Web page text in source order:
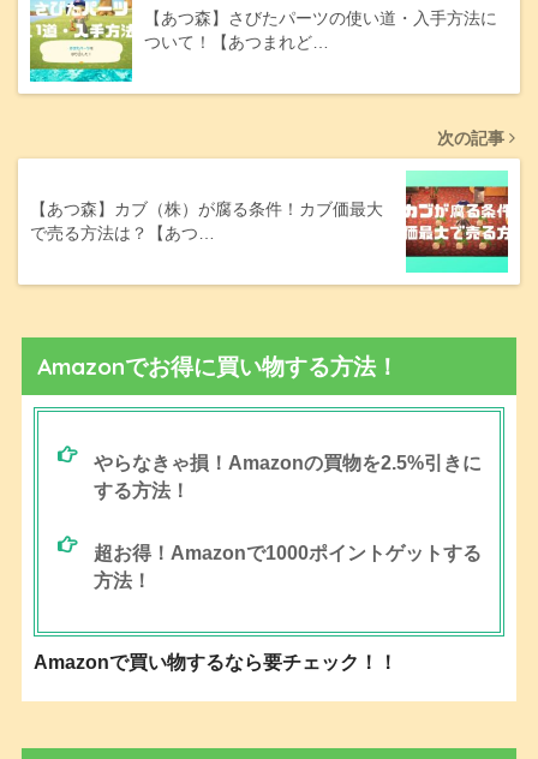
【あつ森】さびたパーツの使い道・入手方法に
ついて！【あつまれど…
次の記事
【あつ森】カブ（株）が腐る条件！カブ価最大
で売る方法は？【あつ…
Amazonでお得に買い物する方法！
やらなきゃ損！Amazonの買物を2.5%引きに
する方法！
超お得！Amazonで1000ポイントゲットする
方法！
Amazonで買い物するなら要チェック！！